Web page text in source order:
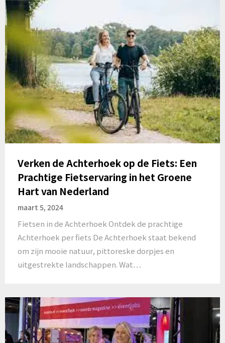
Verken de Achterhoek op de Fiets: Een
Prachtige Fietservaring in het Groene
Hart van Nederland
maart 5, 2024
Fietsen in de Achterhoek Ontdek de prachtige
Achterhoek per fiets De Achterhoek staat bekend
om zijn mooie natuur, pittoreske dorpjes en
uitgestrekte landschappen. Wat…